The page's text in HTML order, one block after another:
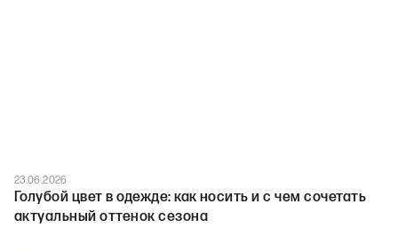
23.06.2026
Голубой цвет в одежде: как носить и с чем сочетать
актуальный оттенок сезона